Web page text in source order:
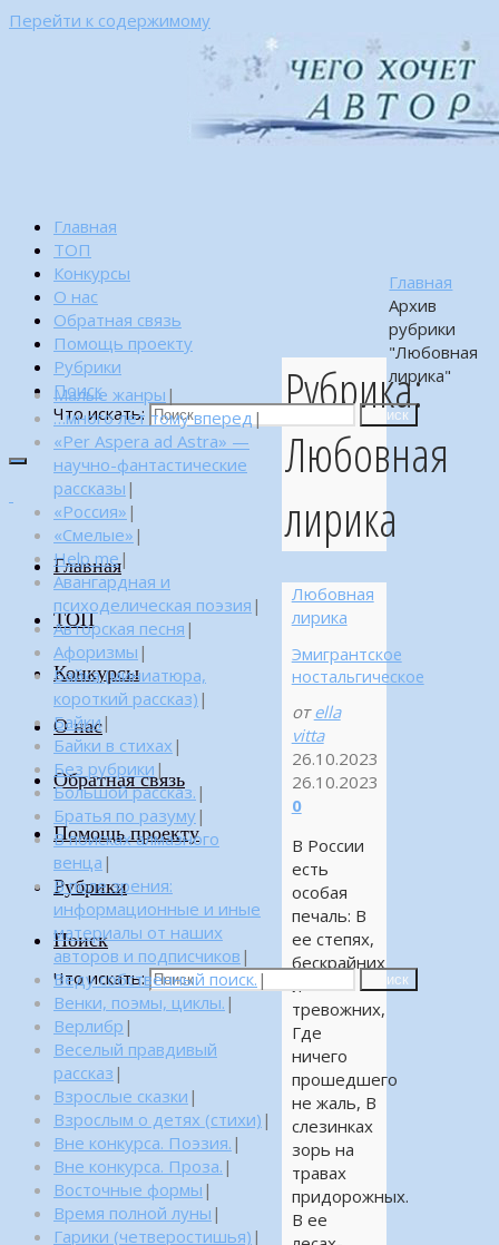
Перейти к содержимому
Главная
ТОП
Конкурсы
О нас
Обратная связь
Помощь проекту
Рубрики
Поиск
Что искать:
Поиск
Главная
ТОП
Конкурсы
О нас
Обратная связь
Помощь проекту
Рубрики
Поиск
Что искать: Поиск
Главная
Архив
рубрики
"Любовная
лирика"
Рубрика:
Любовная
лирика
Любовная
лирика
Эмигрантское
ностальгическое
от ella
vitta
26.10.2023
26.10.2023
0
В России
есть
особая
печаль: В
ее степях,
бескрайних
и
тревожних,
Где
ничего
прошедшего
не жаль, В
слезинках
зорь на
травах
придорожных.
В ее
Малые жанры |
…много лет тому вперед |
«Per Aspera ad Astra» —
научно-фантастические
рассказы |
«Россия» |
«Смелые» |
Help me|
Авангардная и
психоделическая поэзия |
Авторская песня |
Афоризмы |
Байка (миниатюра,
короткий рассказ) |
Байки|
Байки в стихах |
Без рубрики |
Большой рассказ. |
Братья по разуму|
В поисках алмазного
венца |
В поле зрения:
информационные и иные
материалы от наших
авторов и подписчиков |
Веду собственный поиск. |
Венки, поэмы, циклы. |
Верлибр |
Веселый правдивый
рассказ |
Взрослые сказки |
Взрослым о детях (стихи) |
Вне конкурса. Поэзия. |
Вне конкурса. Проза. |
Восточные формы |
Время полной луны |
Гарики (четверостишья) |